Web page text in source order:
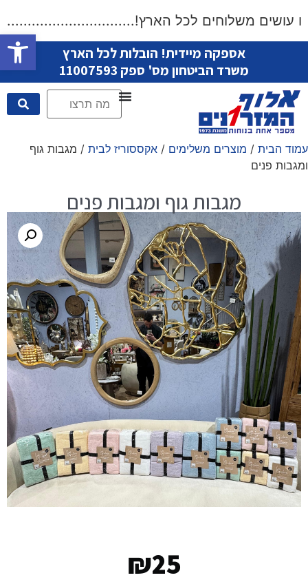
פתח
עושים משלוחים לכל
אספקה מיידית! הובלות לכל הארץ
משרד הביטחון מס' ספק 11007593
עמוד הבית / מוצרים משלימים / אקססוריז לבית / מגבות גוף
ומגבות פנים
₪25
מגבות גוף ומגבות פנים